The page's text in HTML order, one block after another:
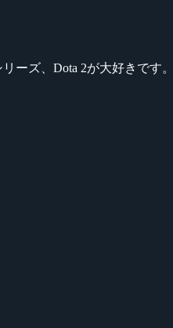
リーズ、Dota 2が大好きで